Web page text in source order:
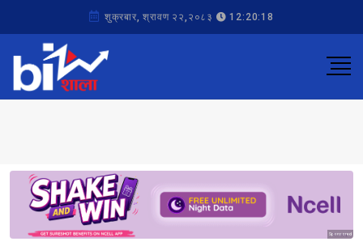
शुक्रबार, श्रावण २२,२०८३ 12:20:18
Sponsored